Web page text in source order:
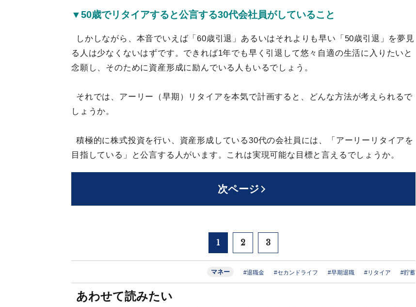
▼50歳でリタイアすると公言する30代会社員がしていること
しかしながら、本音でいえば「60歳引退」あるいはそれよりも早い「50歳引退」を夢見
る人は少なくないはずです。できれば1年でも早く引退して悠々自適の生活に入りたいと
念願し、そのために資産形成に励んでいる人もいるでしょう。
それでは、アーリー（早期）リタイアを本気で計画すると、どんな方法が考えられるで
しょうか。
積極的に株式投資を行い、資産形成している30代の会社員には、「アーリーリタイアを
目指している」と公言する人がいます。これは実現可能な目標と言えるでしょうか。
次ページ
1 2 3
マネー #退職金 #セカンドライフ #早期退職 #リタイア #貯蓄
あわせて読みたい